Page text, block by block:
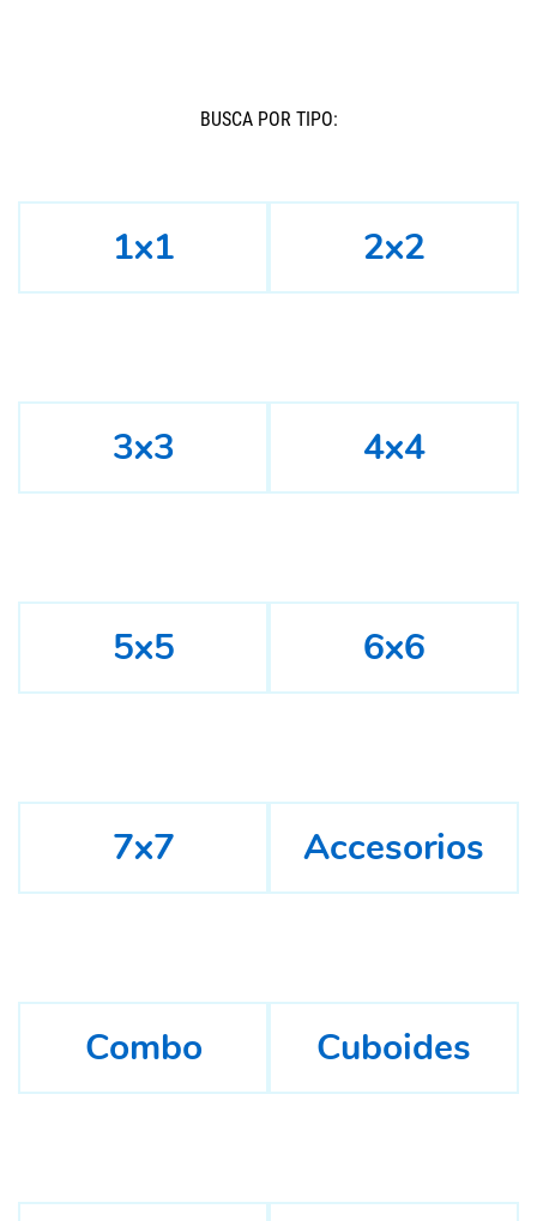
BUSCÁ POR TIPO:
1x1 2x2
3x3 4x4
5x5 6x6
7x7 Accesorios
Combo Cuboides